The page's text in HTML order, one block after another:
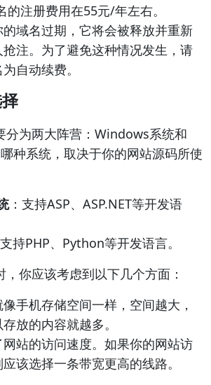
注册费用在55元/年左右。
的域名过期，它将会被释放并重新
注。为了避免这种情况发生，请
自动续费。
分为两大阵营：Windows系统和
种系统，取决于你的网站源码所使
：支持ASP、ASP.NET等开发语
持PHP、Python等开发语言。
你应该考虑到以下几个方面：
手机存储空间一样，空间越大，
放的内容就越多。
网站的访问速度。如果你的网站访
该选择一条带宽更高的线路。